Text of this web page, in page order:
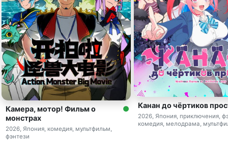
Камера, мотор! Фильм о
монстрах
2026, Япония, комедия, мультфильм,
фэнтези
Канан до чёртиков
2026, Япония, приключения,
комедия, мелодрама,